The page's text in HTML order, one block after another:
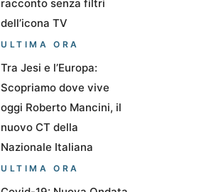
racconto senza filtri
dell’icona TV
ULTIMA ORA
Tra Jesi e l’Europa:
Scopriamo dove vive
oggi Roberto Mancini, il
nuovo CT della
Nazionale Italiana
ULTIMA ORA